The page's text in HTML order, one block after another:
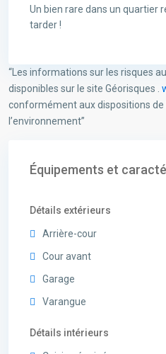
Un bien rare dans un quartier
tarder !
“Les informations sur les risques
disponibles sur le site Géorisques .
conformément aux dispositions de
l’environnement”
Équipements et
Détails extérieurs
Arrière-cour
Cour avant
Garage
Varangue
Détails intérieurs